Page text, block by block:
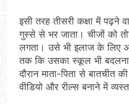
इसी तरह तीसरी कक्षा में पढ़ने
गुस्से से भर जाता। चीजों को
लगता। उसे भी इलाज के लिए
तक कि उसका स्कूल भी
दौरान माता-पिता से बातचीत
वीडियो और रील्स बनाने में